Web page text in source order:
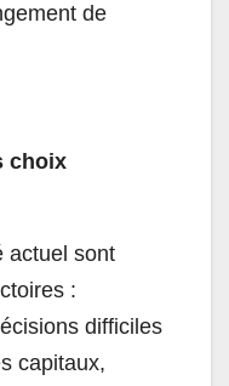
de
choix
actuel sont
:
difficiles
capitaux,